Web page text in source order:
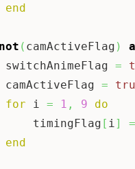
end
not ( camActiveFlag )
switchAnimeFlag
=
camActiveFlag
=
for i = 1 , 9
do
timingFlag
[ i] =
end